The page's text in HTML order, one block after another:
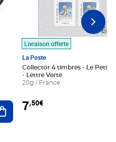
Ajouter au panier
Livraison offerte
La Poste
Collector 4 timbres - Le Petit
- Lettre Verte
20g / France
7,50€